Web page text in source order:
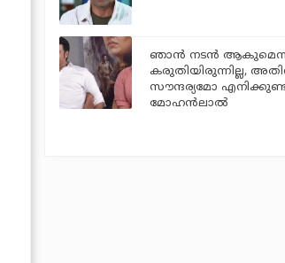
ഞാൻ നടൻ ആകുമെന്ന്
കരുതിയിരുന്നില്ല,
സൗന്ദര്യമോ
മോഹൻലാൽ